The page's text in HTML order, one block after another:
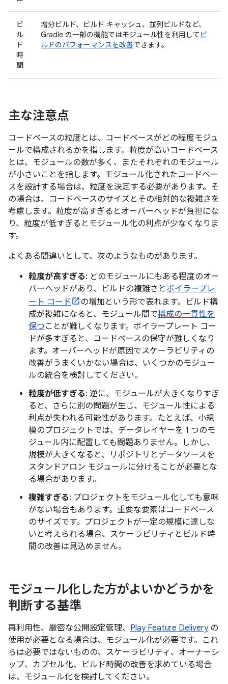
ビ
ル
ド
時
間
増分ビルド、ビルド キャッシュ、並列ビルドなど、
Gradle の一部の機能ではモジュール性を利用して ビ
ルドのパフォーマンスを改善できます。
主な注意点
コードベースの粒度とは、コードベースがどの程度モジュ
ールで構成されるかを指します。粒度が高いコードベース
とは、モジュールの数が多く、またそれぞれのモジュール
が小さいことを指します。モジュール化されたコードベー
スを設計する場合は、粒度を決定する必要があります。そ
の場合は、コードベースのサイズとその相対的な複雑さを
考慮します。粒度が高すぎるとオーバーヘッドが負担にな
り、粒度が低すぎるとモジュール化の利点が少なくなりま
す。
よくある間違いとして、次のようなものがあります。
粒度が高すぎる: どのモジュールにもある程度のオー
バーヘッドがあり、ビルドの複雑さと ボイラープレ
ート コード
の増加という形で表れます。ビルド構
成が複雑になると、モジュール間で構成の一貫性を
保つ ことが難しくなります。ボイラープレート コー
ドが多すぎると、コードベースの保守が難しくなり
ます。オーバーヘッドが原因でスケーラビリティの
改善がうまくいかない場合は、いくつかのモジュー
ルの統合を検討してください。
粒度が低すぎる: 逆に、モジュールが大きくなりすぎ
ると、さらに別の問題が生じ、モジュール性による
利点が失われる可能性があります。たとえば、小規
模のプロジェクトでは、データレイヤーを 1 つのモ
ジュール内に配置しても問題ありません。しかし、
規模が大きくなると、リポジトリとデータソースを
スタンドアロン モジュールに分けることが必要とな
る場合があります。
複雑すぎる: プロジェクトをモジュール化しても意味
がない場合もあります。重要な要素はコードベース
のサイズです。プロジェクトが一定の規模に達しな
いと考えられる場合、スケーラビリティとビルド時
間の改善は見込めません。
モジュール化した方がよいかどうかを
判断する基準
再利用性、厳密な公開設定管理、 Play Feature Deliveryの
使用が必要となる場合は、モジュール化が必要です。これ
らは必要ではないものの、スケーラビリティ、オーナーシ
ップ、カプセル化、ビルド時間の改善を求めている場合
は、モジュール化を検討してください。